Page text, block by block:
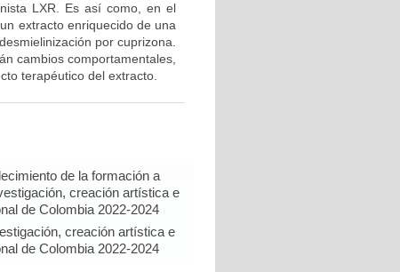
LXR. Es así como, en el
extracto enriquecido de una
por cuprizona.
cambios comportamentales,
terapéutico del extracto.
de la formación a
creación artística e
de Colombia 2022-2024
creación artística e
de Colombia 2022-2024